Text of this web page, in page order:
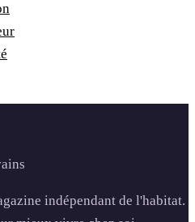
indépendant de l'habitat.